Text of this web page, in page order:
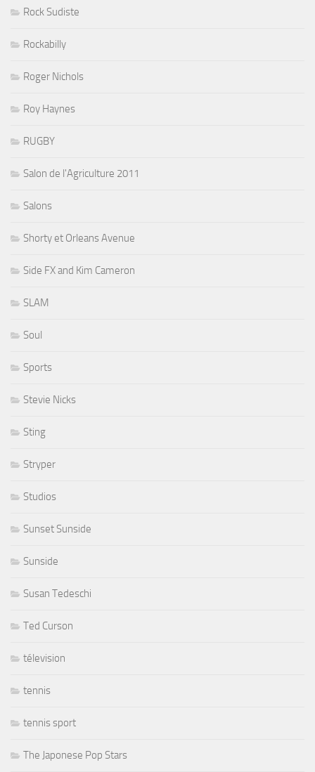
Rock Sudiste
Rockabilly
Roger Nichols
Roy Haynes
RUGBY
Salon de l'Agriculture 2011
Salons
Shorty et Orleans Avenue
Side FX and Kim Cameron
SLAM
Soul
Sports
Stevie Nicks
Sting
Stryper
Studios
Sunset Sunside
Sunside
Susan Tedeschi
Ted Curson
télevision
tennis
tennis sport
The Japonese Pop Stars